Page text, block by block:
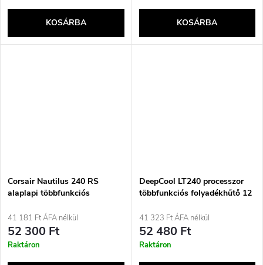
KOSÁRBA KOSÁRBA
Corsair Nautilus 240 RS
alaplapi többfunkciós
41 181 Ft ÁFA nélkül
52 300 Ft
Raktáron
DeepCool LT240 processzor
többfunkciós folyadékhűtő 12
41 323 Ft ÁFA nélkül
52 480 Ft
Raktáron